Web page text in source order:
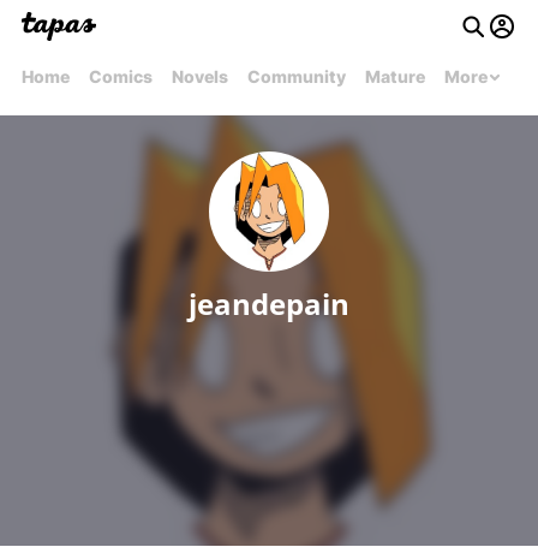
Home Comics Novels Community Mature More
jeandepain